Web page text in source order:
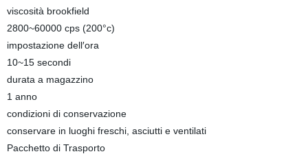
viscosità brookfield
2800~60000 cps (200°c)
impostazione dell′ora
10~15 secondi
durata a magazzino
1 anno
condizioni di conservazione
conservare in luoghi freschi, asciutti e ventilati
Pacchetto di Trasporto